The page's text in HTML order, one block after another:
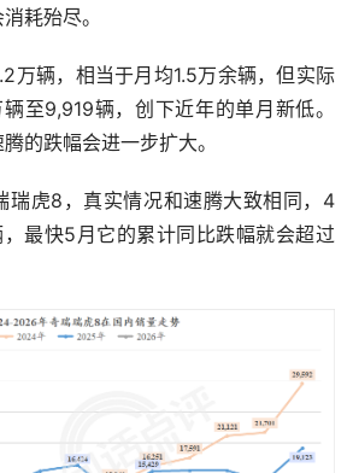
耗殆尽。
万辆，相当于月均1.5万余辆，但实际
至9,919辆，创下近年的单月新低。
的跌幅会进一步扩大。
瑞虎8，真实情况和速腾大致相同，4
最快5月它的累计同比跌幅就会超过